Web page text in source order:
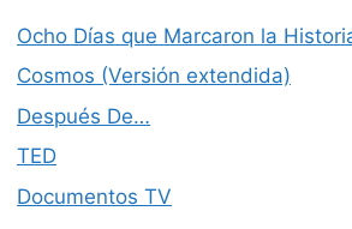
Ocho Días que Marcaron la
Cosmos (Versión extendida)
Después De…
TED
Documentos TV